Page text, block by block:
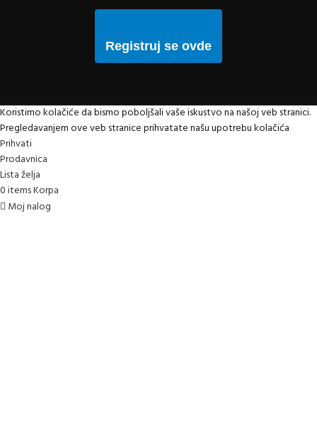
Registruj se ovde
Koristimo kolačiće da bismo poboljšali vaše iskustvo na našoj veb stranici.
Pregledavanjem ove veb stranice prihvatate našu upotrebu kolačića
Prihvati
Prodavnica
Lista želja
0itemsKorpa
Moj nalog